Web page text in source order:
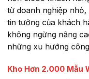
từ doanh nghiệp
tin tưởng của khách
không ngừng nâng
những xu hướng
Kho Hơn 2.000 Mẫu